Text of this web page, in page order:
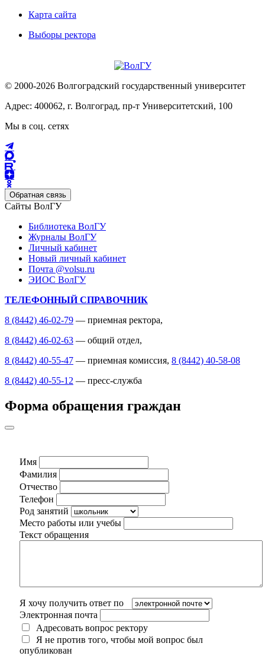
Карта сайта
Выборы ректора
© 2000-2026 Волгоградский государственный университет
Адрес: 400062, г. Волгоград, пр-т Университетский, 100
Мы в соц. сетях
Обратная связь
Сайты ВолГУ
Библиотека ВолГУ
Журналы ВолГУ
Личный кабинет
Новый личный кабинет
Почта @volsu.ru
ЭИОС ВолГУ
ТЕЛЕФОННЫЙ СПРАВОЧНИК
8 (8442) 46-02-79 — приемная ректора,
8 (8442) 46-02-63 — общий отдел,
8 (8442) 40-55-47 — приемная комиссия, 8 (8442) 40-58-08
8 (8442) 40-55-12 — пресс-служба
Форма обращения граждан
Имя
Фамилия
Отчество
Телефон
Род занятий
Место работы или учебы
Текст обращения
Я хочу получить ответ по
Электронная почта
Адресовать вопрос ректору
Я не против того, чтобы мой вопрос был
опубликован